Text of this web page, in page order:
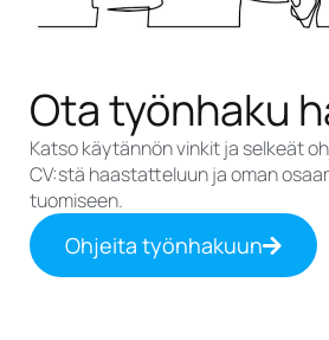
Ota työnhaku
Katso käytännön vinkit ja selkeät
CV:stä haastatteluun ja oman
tuomiseen.
Ohjeita työnhakuun